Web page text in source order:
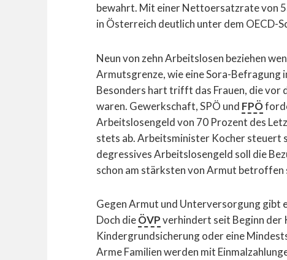
bewahrt. Mit einer Nettoersatzrate von
in Österreich deutlich unter dem OECD-
Neun von zehn Arbeitslosen beziehen
Armutsgrenze, wie eine Sora-
Besonders hart trifft das Frauen, die
waren. Gewerkschaft, SPÖ und FPÖ
Arbeitslosengeld von 70 Prozent des
stets ab. Arbeitsminister Kocher steuert
degressives Arbeitslosengeld soll die
schon am stärksten von Armut betroffen
Gegen Armut und Unterversorgung gibt
Doch dieÖVPverhindert seit Beginn der
Kindergrundsicherung oder eine
Arme Familien werden mit